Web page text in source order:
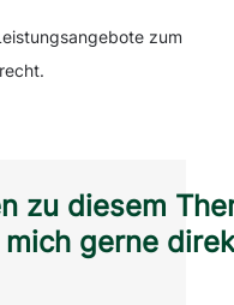
zum
zu diesem
gerne